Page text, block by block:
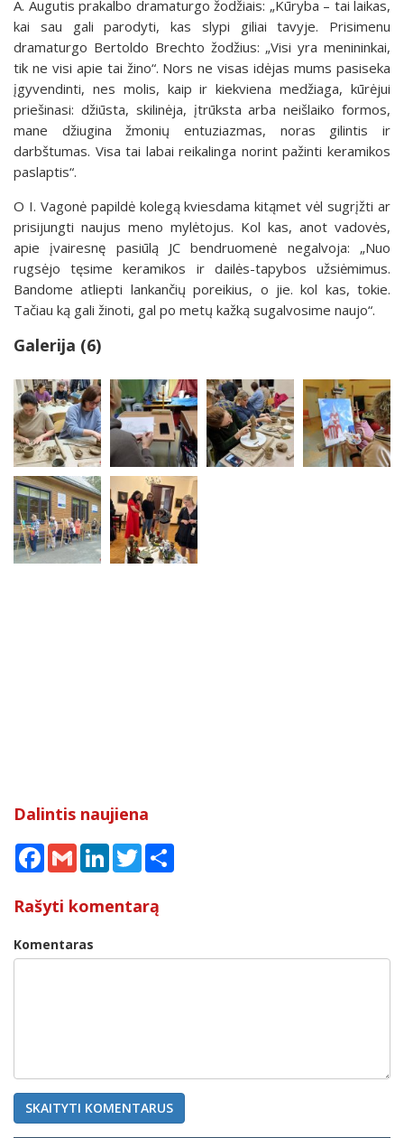
A. Augutis prakalbo dramaturgo žodžiais: „Kūryba – tai laikas,
kai sau gali parodyti, kas slypi giliai tavyje. Prisimenu
dramaturgo Bertoldo Brechto žodžius: „Visi yra menininkai,
tik ne visi apie tai žino“. Nors ne visas idėjas mums pasiseka
įgyvendinti, nes molis, kaip ir kiekviena medžiaga, kūrėjui
priešinasi: džiūsta, skilinėja, įtrūksta arba neišlaiko formos,
mane džiugina žmonių entuziazmas, noras gilintis ir
darbštumas. Visa tai labai reikalinga norint pažinti keramikos
paslaptis“.
O I. Vagonė papildė kolegą kviesdama kitąmet vėl sugrįžti ar
prisijungti naujus meno mylėtojus. Kol kas, anot vadovės,
apie įvairesnę pasiūlą JC bendruomenė negalvoja: „Nuo
rugsėjo tęsime keramikos ir dailės-tapybos užsiėmimus.
Bandome atliepti lankančių poreikius, o jie. kol kas, tokie.
Tačiau ką gali žinoti, gal po metų kažką sugalvosime naujo“.
Galerija (6)
Dalintis naujiena
Facebook
Gmail LinkedInTwitter
Rašyti komentarą
Komentaras
SKAITYTI KOMENTARUS